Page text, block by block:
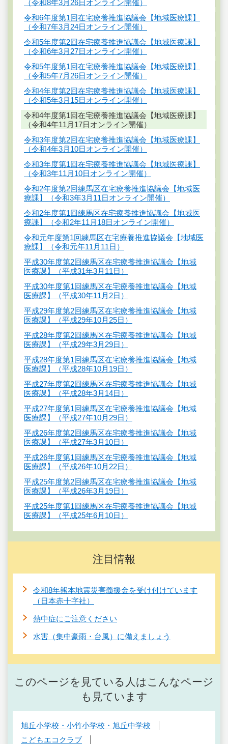
（令和8年3月26日オンライン開催）
令和6年度第1回在宅療養推進協議会【地域医療課】
（令和7年3月24日オンライン開催）
令和5年度第2回在宅療養推進協議会【地域医療課】
（令和6年3月27日オンライン開催）
令和5年度第1回在宅療養推進協議会【地域医療課】
（令和5年7月26日オンライン開催）
令和4年度第2回在宅療養推進協議会【地域医療課】
（令和5年3月15日オンライン開催）
令和4年度第1回在宅療養推進協議会【地域医療課】
（令和4年11月17日オンライン開催）
令和3年度第2回在宅療養推進協議会【地域医療課】
（令和4年3月10日オンライン開催）
令和3年度第1回在宅療養推進協議会【地域医療課】
（令和3年11月10日オンライン開催）
令和2年度第2回練馬区在宅療養推進協議会【地域医
療課】（令和3年3月11日オンライン開催）
令和2年度第1回練馬区在宅療養推進協議会【地域医
療課】（令和2年11月18日オンライン開催）
令和元年度第1回練馬区在宅療養推進協議会【地域医
療課】（令和元年11月11日）
平成30年度第2回練馬区在宅療養推進協議会【地域
医療課】（平成31年3月11日）
平成30年度第1回練馬区在宅療養推進協議会【地域
医療課】（平成30年11月2日）
平成29年度第2回練馬区在宅療養推進協議会【地域
医療課】（平成29年10月25日）
平成28年度第2回練馬区在宅療養推進協議会【地域
医療課】（平成29年3月29日）
平成28年度第1回練馬区在宅療養推進協議会【地域
医療課】（平成28年10月19日）
平成27年度第2回練馬区在宅療養推進協議会【地域
医療課】（平成28年3月14日）
平成27年度第1回練馬区在宅療養推進協議会【地域
医療課】（平成27年10月29日）
平成26年度第2回練馬区在宅療養推進協議会【地域
医療課】（平成27年3月10日）
平成26年度第1回練馬区在宅療養推進協議会【地域
医療課】（平成26年10月22日）
平成25年度第2回練馬区在宅療養推進協議会【地域
医療課】（平成26年3月19日）
平成25年度第1回練馬区在宅療養推進協議会【地域
医療課】（平成25年6月10日）
注目情報
令和8年熊本地震災害義援金を受け付けています
（日本赤十字社）
熱中症にご注意ください
水害（集中豪雨・台風）に備えましょう
このページを見ている人はこんなページ
も見ています
旭丘小学校・小竹小学校・旭丘中学校
こどもエコクラブ